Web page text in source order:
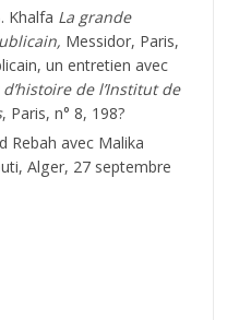
Khalfa La grande
Messidor, Paris,
un entretien avec
de l’Institut de
, Paris, n° 8, 198?
Rebah avec Malika
Alger, 27 septembre